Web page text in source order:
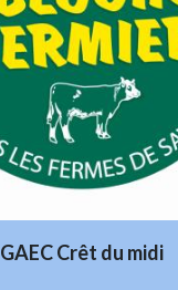
GAEC Crêt du midi